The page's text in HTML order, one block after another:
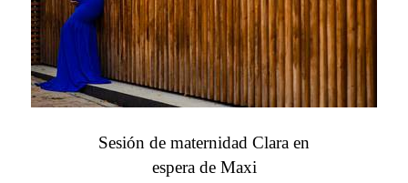
Sesión de maternidad Clara en
espera de Maxi